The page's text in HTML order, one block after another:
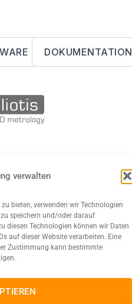
verwalten
bieten, verwenden wir Technologien
speichern und/oder darauf
diesen Technologien können wir Daten
auf dieser Website verarbeiten. Eine
Zustimmung kann bestimmte
DOKUMENTATION
reserved.
Cookies